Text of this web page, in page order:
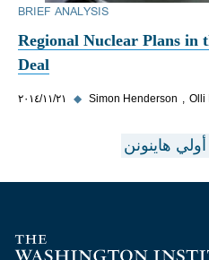
BRIEF ANALYSIS
Regional Nuclear Plans
Deal
٢١‏/١١‏/٢٠١٤ ◆ Simon Henderson Olli